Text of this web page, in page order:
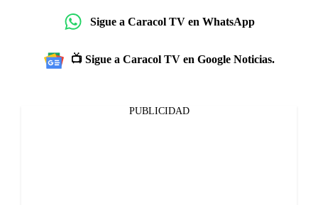
Sigue a Caracol TV en WhatsApp
📺 Sigue a Caracol TV en Google Noticias.
PUBLICIDAD